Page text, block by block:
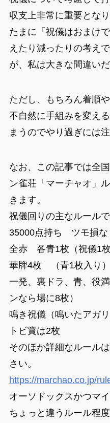
収支上非常に重要となり
たまに「祝儀はおまけ
えたり減ったりの考え
が、私は大きな間違い
ただし、もちろん着順
不自然に手組みを変え
まうのでやり過ぎには
なお、この記事では全
ン雀荘「マーチャオ」
きます。
祝儀回りの主なルールで
35000点持ち ツモ損な
全赤 各青1枚（祝儀1枚
華牌4枚 （青1枚入り）
一発、裏ドラ、青、役
ンなら場に8枚）
鳴き祝儀（鳴いたアガ
トビ賞は2枚
そのほか詳細なルール
さい。
https://marchao.co.jp/
オーソドックスかつマ
ちょっと違うルール程